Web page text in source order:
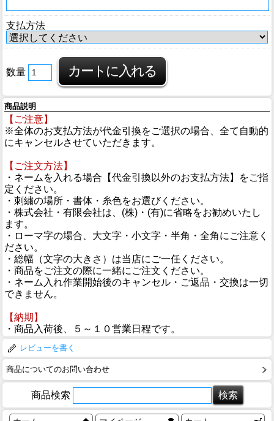
支払方法
数量
商品説明
【ご注意】
※全体のお支払方法が代金引換をご選択の場合、全て自動的
にキャンセルさせていただきます。
【ご注文方法】
・ネームを入れる場合【代金引換以外のお支払方法】をご指
定ください。
・刺繍の場所・書体・糸色をお選びください。
・株式会社・有限会社は、(株)・(有)に省略をお勧めいたし
ます。
・ローマ字の場合、大文字・小文字・半角・全角にご注意く
ださい。
・総幅（文字の大きさ）は当店にご一任ください。
・商品をご注文の際に一緒にご注文ください。
・ネーム入れ作業開始後のキャンセル・ご返品・交換は一切
できません。
【納期】
・商品入荷後、５～１０営業日程です。
レビューを書く
商品についてのお問い合わせ
商品検索